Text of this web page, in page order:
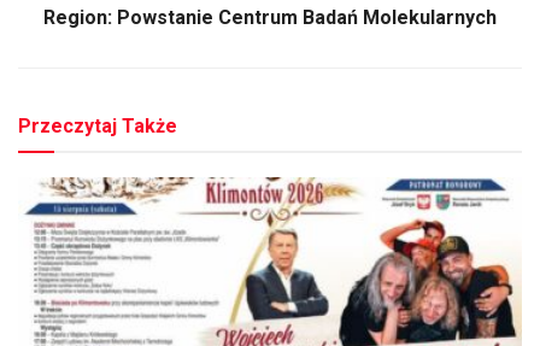
Region: Powstanie Centrum Badań Molekularnych
Przeczytaj Także